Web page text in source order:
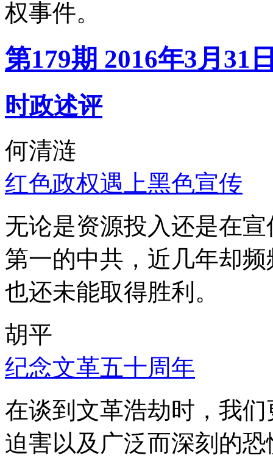
权事件。
第179期 2016年3月31
时政述评
何清涟
红色政权遇上黑色宣传
无论是资源投入还是在
第一的中共，近几年却
也还未能取得胜利。
胡平
纪念文革五十周年
在谈到文革浩劫时，我
迫害以及广泛而深刻的